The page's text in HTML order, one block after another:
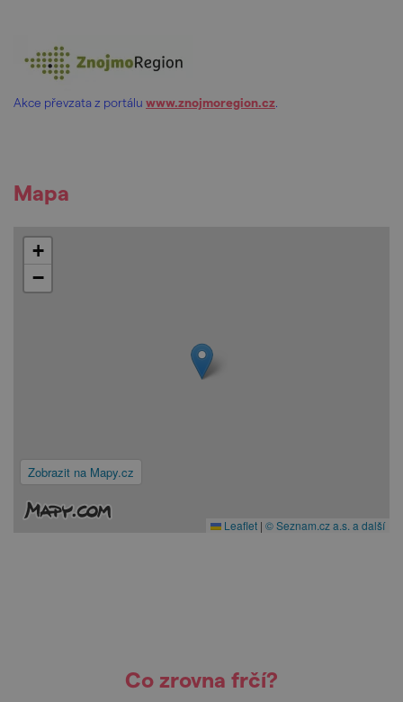
Akce převzata z portálu www.znojmoregion.cz
Mapa
Zobrazit na Mapy.cz
+
−
Leaflet | © Seznam.cz a.s. a další
Co zrovna frčí?